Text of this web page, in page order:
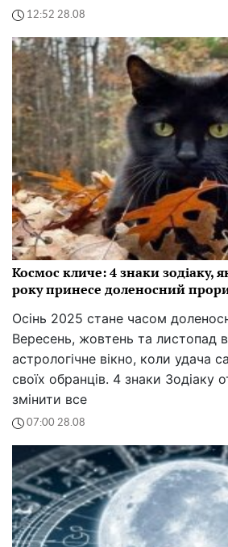
12:52 28.08
Космос кличе: 4 знаки зодіаку,
року принесе доленосний
Осінь 2025 стане часом
Вересень, жовтень та листопад
астрологічне вікно, коли удача
своїх обранців. 4 знаки Зодіаку
змінити все
07:00 28.08